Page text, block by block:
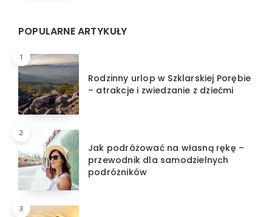
POPULARNE ARTYKUŁY
1
Rodzinny urlop w Szklarskiej Porębie
– atrakcje i zwiedzanie z dziećmi
2
Jak podróżować na własną rękę –
przewodnik dla samodzielnych
podróżników
3